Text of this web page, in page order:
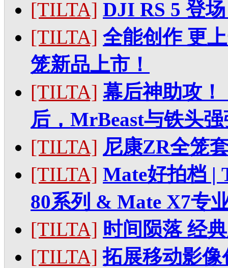
[TILTA] DJI RS 5 登
[TILTA] 全能创作 更
笼新品上市！
[TILTA] 幕后神助攻
后，MrBeast与铁头
[TILTA] 尼康ZR全笼
[TILTA] Mate好拍档 |
80系列 & Mate X7专
[TILTA] 时间陨落 经
[TILTA] 拓展移动影